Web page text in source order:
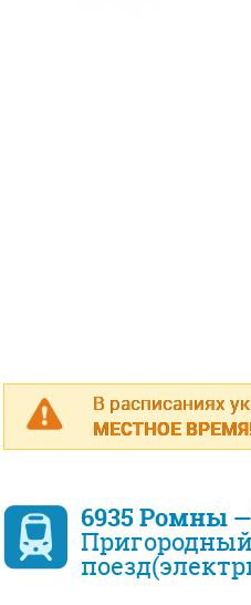
В расписаниях
МЕСТНОЕ
6935 Ромны
Пригородный